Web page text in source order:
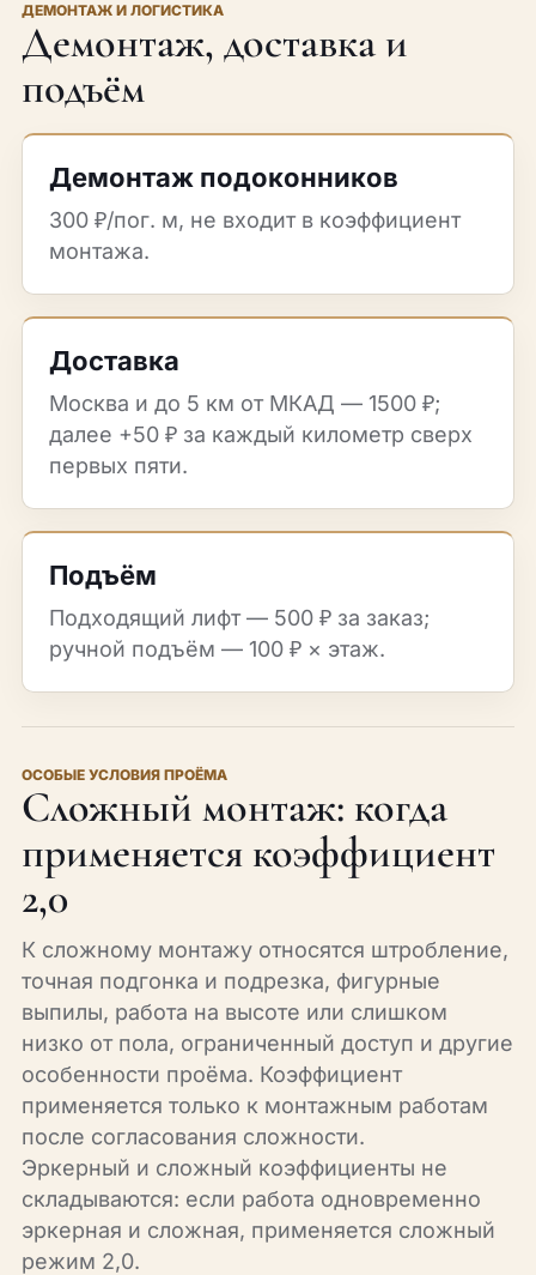
ДЕМОНТАЖ И ЛОГИСТИКА
Демонтаж, доставка и
подъём
Демонтаж подоконников
300 ₽/пог. м, не входит в коэффициент
монтажа.
Доставка
Москва и до 5 км от МКАД — 1500 ₽;
далее +50 ₽ за каждый километр сверх
первых пяти.
Подъём
Подходящий лифт — 500 ₽ за заказ;
ручной подъём — 100 ₽ × этаж.
ОСОБЫЕ УСЛОВИЯ ПРОЁМА
Сложный монтаж: когда
применяется коэффициент
2,0
К сложному монтажу относятся штробление,
точная подгонка и подрезка, фигурные
выпилы, работа на высоте или слишком
низко от пола, ограниченный доступ и другие
особенности проёма. Коэффициент
применяется только к монтажным работам
после согласования сложности.
Эркерный и сложный коэффициенты не
складываются: если работа одновременно
эркерная и сложная, применяется сложный
режим 2,0.